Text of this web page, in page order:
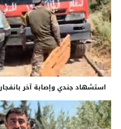
استشهاد جندي وإصابة آخر